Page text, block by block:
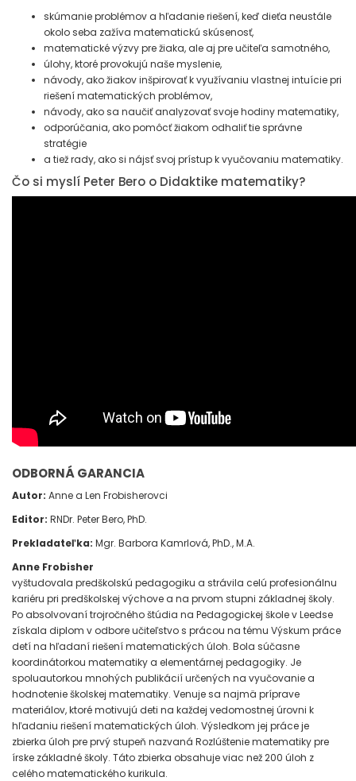
skúmanie problémov a hľadanie riešení, keď dieťa neustále
okolo seba zažíva matematickú skúsenosť,
matematické výzvy pre žiaka, ale aj pre učiteľa samotného,
úlohy, ktoré provokujú naše myslenie,
návody, ako žiakov inšpirovať k využívaniu vlastnej intuície pri
riešení matematických problémov,
návody, ako sa naučiť analyzovať svoje hodiny matematiky,
odporúčania, ako pomôcť žiakom odhaliť tie správne
stratégie
a tiež rady, ako si nájsť svoj prístup k vyučovaniu matematiky.
Čo si myslí Peter Bero o Didaktike matematiky?
ODBORNÁ GARANCIA
Autor: Anne a Len Frobisherovci
Editor: RNDr. Peter Bero, PhD.
Prekladateľka: Mgr. Barbora Kamrlová, PhD., M.A.
Anne Frobisher
vyštudovala predškolskú pedagogiku a strávila celú profesionálnu
kariéru pri predškolskej výchove a na prvom stupni základnej školy.
Po absolvovaní trojročného štúdia na Pedagogickej škole v Leedse
získala diplom v odbore učiteľstvo s prácou na tému Výskum práce
detí na hľadaníriešení matematických úloh. Bola súčasne
koordinátorkou matematiky a elementárnej pedagogiky. Je
spoluautorkou mnohých publikácií určených na vyučovanie a
hodnotenie školskej matematiky. Venujesa najmä príprave
materiálov, ktoré motivujú deti na každej vedomostnej úrovni k
hľadaniu riešení matematických úloh. Výsledkom jej práce je
zbierka úloh pre prvý stupeň nazvaná Rozlúštenie matematikypre
írske základné školy. Táto zbierka obsahuje viac než 200 úloh z
celého matematického kurikula.